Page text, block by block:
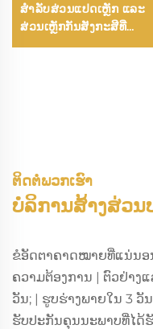
ສຳລັບສ່ວນແປດເຫຼັກ ແລະ
ສ່ວນເຫຼັກກັນສັງກະສີທີ່
ຂະໜານເລິກ
ຕິດຕໍ່ພວກເຮົາ
ບໍລິການສ້າງສ່ວນ
ຂໍອັດຕາຄາດໝາຍທີ່ແນ່ນອ
ຄວາມຕ້ອງການ | ຕົວຢ່າງ
ວັນ; | ຮູບຮ່າງພາຍໃນ 3 ວັ
ຮັບປະກັນຄຸນນະພາບທີ່ໄດ້